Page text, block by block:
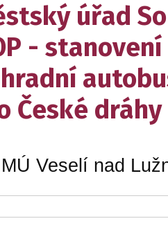
úřad
-
České dráhy
MÚ Veselí nad